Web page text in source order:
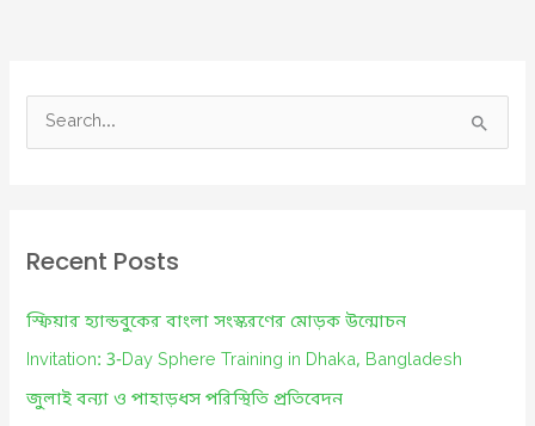
e
c
f
o
r
Recent Posts
স্ফিয়ার হ্যান্ডবুকের বাংলা সংস্করণের মোড়ক উন্মোচন
Invitation: 3-Day Sphere Training in Dhaka, Bangladesh
জুলাই বন্যা ও পাহাড়ধস পরিস্থিতি প্রতিবেদন